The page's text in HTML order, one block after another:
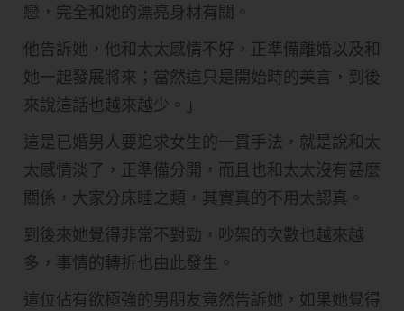
戀，完全和她的漂亮身材有關。
他告訴她，他和太太感情不好，正準備離婚以及和
她一起發展將來；當然這只是開始時的美言，到後
來說這話也越來越少。」
這是已婚男人要追求女生的一貫手法，就是說和太
太感情淡了，正準備分開，而且也和太太沒有甚麼
關係，大家分床睡之類，其實真的不用太認真。
到後來她覺得非常不對勁，吵架的次數也越來越
多，事情的轉折也由此發生。
這位佔有欲極強的男朋友竟然告訴她，如果她覺得